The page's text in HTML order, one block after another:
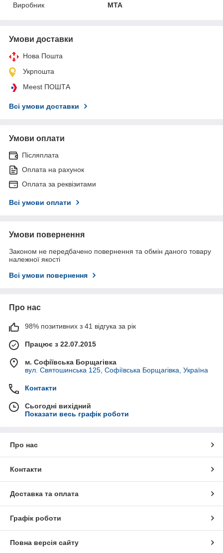
Виробник
MTA
Умови доставки
Нова Пошта
Укрпошта
Meest ПОШТА
Всі умови доставки
Умови оплати
Післяплата
Оплата на рахунок
Оплата за реквізитами
Всі умови оплати
Умови повернення
Законом не передбачено повернення та обмін даного товару
належної якості
Всі умови повернення
Про нас
98% позитивних з 41 відгука за рік
Працює з 22.07.2015
м. Софіївська Борщагівка
вул. Святошинська 125, Софіївська Борщагівка, Україна
Контакти
Сьогодні вихідний
Показати весь графік роботи
Про нас
Контакти
Доставка та оплата
Графік роботи
Повна версія сайту